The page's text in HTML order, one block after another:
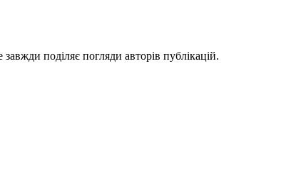
поділяє погляди авторів публікацій.